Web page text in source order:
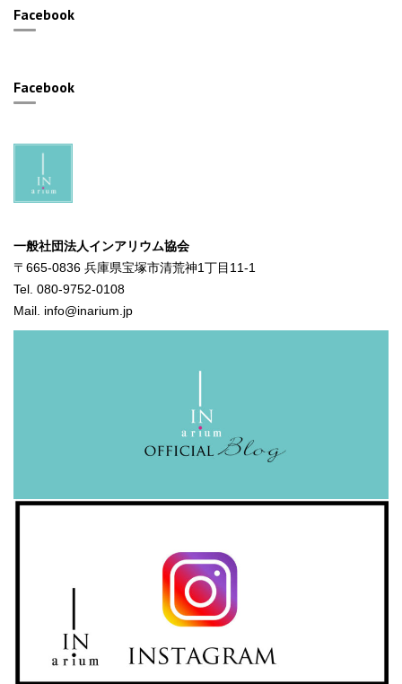
Facebook
Facebook
一般社団法人インアリウム協会
〒665-0836 兵庫県宝塚市清荒神1丁目11-1
Tel. 080-9752-0108
Mail. info@inarium.jp